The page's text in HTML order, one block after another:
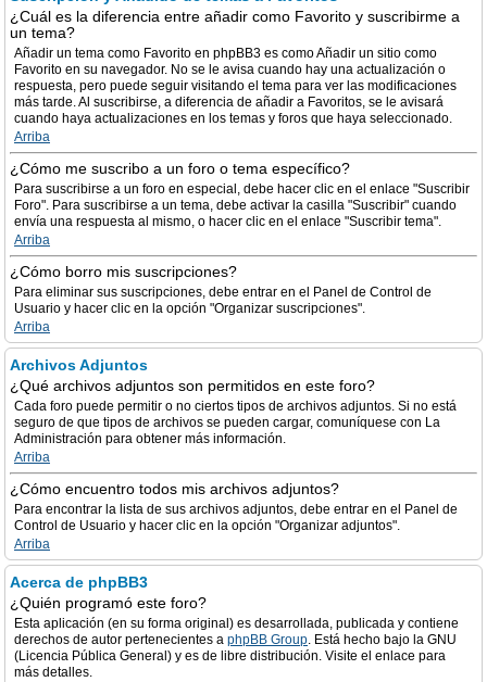
¿Cuál es la diferencia entre añadir como Favorito y suscribirme a
un tema?
Añadir un tema como Favorito en phpBB3 es como Añadir un sitio como
Favorito en su navegador. No se le avisa cuando hay una actualización o
respuesta, pero puede seguir visitando el tema para ver las modificaciones
más tarde. Al suscribirse, a diferencia de añadir a Favoritos, se le avisará
cuando haya actualizaciones en los temas y foros que haya seleccionado.
Arriba
¿Cómo me suscribo a un foro o tema específico?
Para suscribirse a un foro en especial, debe hacer clic en el enlace "Suscribir
Foro". Para suscribirse a un tema, debe activar la casilla "Suscribir" cuando
envía una respuesta al mismo, o hacer clic en el enlace "Suscribir tema".
Arriba
¿Cómo borro mis suscripciones?
Para eliminar sus suscripciones, debe entrar en el Panel de Control de
Usuario y hacer clic en la opción "Organizar suscripciones".
Arriba
Archivos Adjuntos
¿Qué archivos adjuntos son permitidos en este foro?
Cada foro puede permitir o no ciertos tipos de archivos adjuntos. Si no está
seguro de que tipos de archivos se pueden cargar, comuníquese con La
Administración para obtener más información.
Arriba
¿Cómo encuentro todos mis archivos adjuntos?
Para encontrar la lista de sus archivos adjuntos, debe entrar en el Panel de
Control de Usuario y hacer clic en la opción "Organizar adjuntos".
Arriba
Acerca de phpBB3
¿Quién programó este foro?
Esta aplicación (en su forma original) es desarrollada, publicada y contiene
derechos de autor pertenecientes a phpBB Group. Está hecho bajo la GNU
(Licencia Pública General) y es de libre distribución. Visite el enlace para
más detalles.